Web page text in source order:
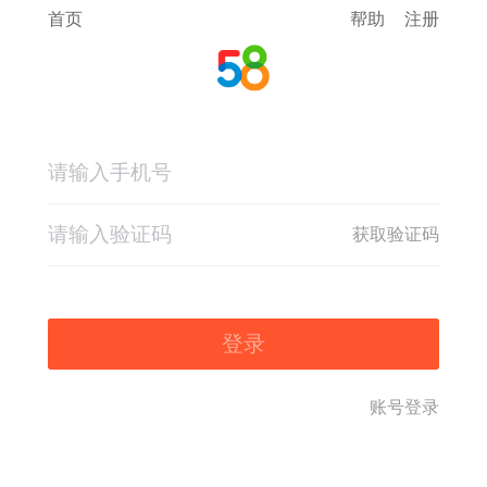
首页 帮助 注册
获取验证码
登录
账号登录